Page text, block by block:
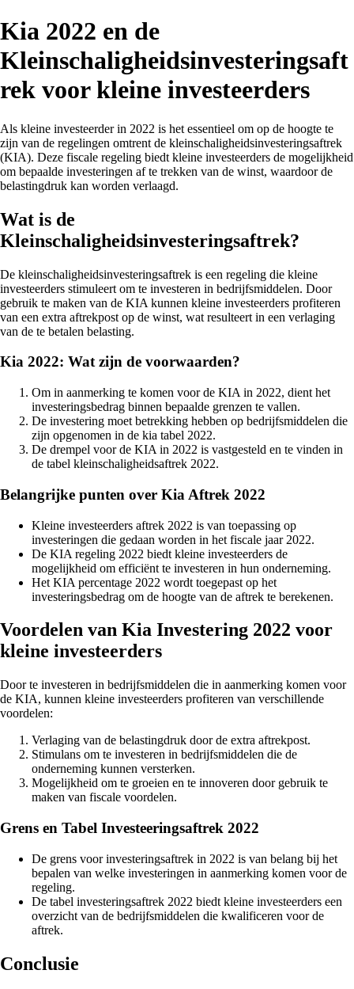
Kia 2022 en de
Kleinschaligheidsinvesteringsaft
rek voor kleine investeerders
Als kleine investeerder in 2022 is het essentieel om op de hoogte te
zijn van de regelingen omtrent de kleinschaligheidsinvesteringsaftrek
(KIA). Deze fiscale regeling biedt kleine investeerders de mogelijkheid
om bepaalde investeringen af te trekken van de winst, waardoor de
belastingdruk kan worden verlaagd.
Wat is de
Kleinschaligheidsinvesteringsaftrek?
De kleinschaligheidsinvesteringsaftrek is een regeling die kleine
investeerders stimuleert om te investeren in bedrijfsmiddelen. Door
gebruik te maken van de KIA kunnen kleine investeerders profiteren
van een extra aftrekpost op de winst, wat resulteert in een verlaging
van de te betalen belasting.
Kia 2022: Wat zijn de voorwaarden?
Om in aanmerking te komen voor de KIA in 2022, dient het
investeringsbedrag binnen bepaalde grenzen te vallen.
De investering moet betrekking hebben op bedrijfsmiddelen die
zijn opgenomen in de kia tabel 2022.
De drempel voor de KIA in 2022 is vastgesteld en te vinden in
de tabel kleinschaligheidsaftrek 2022.
Belangrijke punten over Kia Aftrek 2022
Kleine investeerders aftrek 2022 is van toepassing op
investeringen die gedaan worden in het fiscale jaar 2022.
De KIA regeling 2022 biedt kleine investeerders de
mogelijkheid om efficiënt te investeren in hun onderneming.
Het KIA percentage 2022 wordt toegepast op het
investeringsbedrag om de hoogte van de aftrek te berekenen.
Voordelen van Kia Investering 2022 voor
kleine investeerders
Door te investeren in bedrijfsmiddelen die in aanmerking komen voor
de KIA, kunnen kleine investeerders profiteren van verschillende
voordelen:
Verlaging van de belastingdruk door de extra aftrekpost.
Stimulans om te investeren in bedrijfsmiddelen die de
onderneming kunnen versterken.
Mogelijkheid om te groeien en te innoveren door gebruik te
maken van fiscale voordelen.
Grens en Tabel Investeeringsaftrek 2022
De grens voor investeringsaftrek in 2022 is van belang bij het
bepalen van welke investeringen in aanmerking komen voor de
regeling.
De tabel investeringsaftrek 2022 biedt kleine investeerders een
overzicht van de bedrijfsmiddelen die kwalificeren voor de
aftrek.
Conclusie